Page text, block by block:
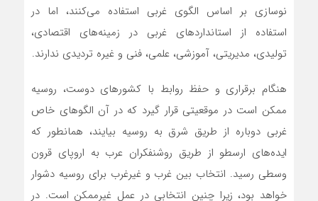
نوسازی بر اساس الگوی غربی استفاده‌ می‌کنند، اما در
استفاده از استانداردهای غربی در زمینه‌های اقتصادی،
تولیدی، مدیریتی، آموزشی، علمی، فنی و غیره تردیدی ندارند.
هنگام برقراری و حفظ روابط با کشورهای دوست، روسیه
ممکن است در موقعیتی قرار گیرد که در آن الگوهای خاص
غربی دوباره از طریق شرق به روسیه بیایند، همانطور که
ایده‌های ارسطو از طریق روشنفکران عرب به اروپای قرون
وسطی رسید. انتخاب بین غرب و غیرغرب برای روسیه دشوار
خواهد بود، زیرا چنین انتخابی در عمل غیرممکن است. در